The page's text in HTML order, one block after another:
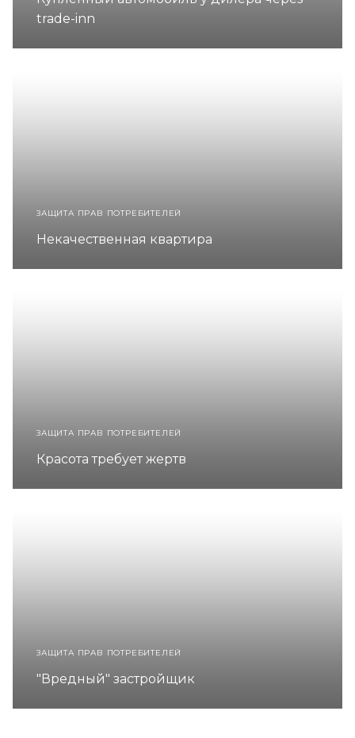
trade-inn
ЗАЩИТА ПРАВ ПОТРЕБИТЕЛЕЙ
Некачественная квартира
ЗАЩИТА ПРАВ ПОТРЕБИТЕЛЕЙ
Красота требует жертв
ЗАЩИТА ПРАВ ПОТРЕБИТЕЛЕЙ
"Вредный" застройщик